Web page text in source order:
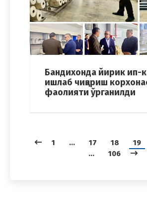
Бандихонда йирик ип-
ишлаб чиқариш
фаолияти ўрганилди
1 … 17 18 19
…
106